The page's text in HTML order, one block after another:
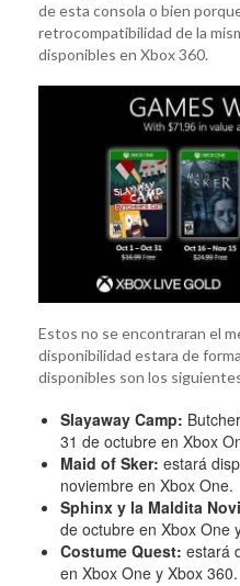
de esta consola o bien
retrocompatibilidad de la
disponibles en Xbox 360.
Estos no se encontraran el
disponibilidad estara de
disponibles son los
Slayaway Camp:
31 de octubre en Xbox
Maid of Sker: estará
noviembre en Xbox One.
Sphinx y la Maldita
de octubre en Xbox One
Costume Quest: estará
en Xbox One y Xbox 360.